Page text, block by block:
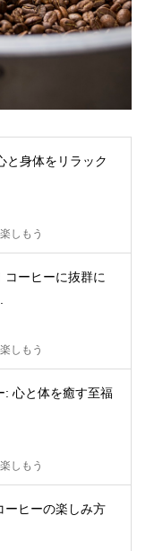
と身体をリラック
しもう
コーヒーに抜群に
しもう
: 心と体を癒す至福
しもう
ーヒーの楽しみ方